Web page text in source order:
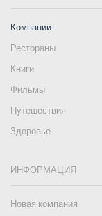
Компании
Рестораны
Книги
Фильмы
Путешествия
Здоровье
ИНФОРМАЦИЯ
Новая компания